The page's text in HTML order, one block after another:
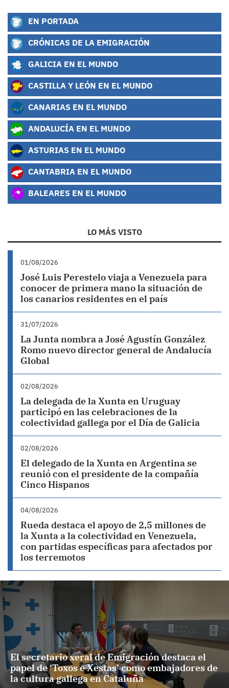
EN PORTADA
CRÓNICAS DE LA EMIGRACIÓN
GALICIA EN EL MUNDO
CASTILLA Y LEÓN EN EL MUNDO
CANARIAS EN EL MUNDO
ANDALUCÍA EN EL MUNDO
ASTURIAS EN EL MUNDO
CANTABRIA EN EL MUNDO
BALEARES EN EL MUNDO
LO MÁS VISTO
01/08/2026
José Luis Perestelo viaja a Venezuela para
conocer de primera mano la situación de
los canarios residentes en el país
31/07/2026
La Junta nombra a José Agustín González
Romo nuevo director general de Andalucía
Global
02/08/2026
La delegada de la Xunta en Uruguay
participó en las celebraciones de la
colectividad gallega por el Día de Galicia
02/08/2026
El delegado de la Xunta en Argentina se
reunió con el presidente de la compañía
Cinco Hispanos
04/08/2026
Rueda destaca el apoyo de 2,5 millones de
la Xunta a la colectividad en Venezuela,
con partidas específicas para afectados por
los terremotos
El secretario xeral de Emigración destaca el
papel de ‘Toxos e Xestas’ como embajadores de
la cultura gallega en Cataluña